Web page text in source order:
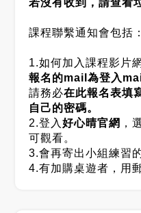
課程聯繫通知會包括：
1.如何加入課程影片
報名的mail為登入
請務必在此報名表填
自己的密碼。
2.登入好心晴官網 ，
可觀看。
3.會再寄出小組練習
4.有加購桌遊者，用